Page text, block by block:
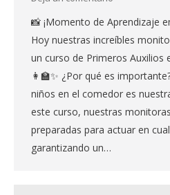
📸 ¡Momento de
Hoy nuestras increíbles
un curso de Primeros Auxilios
👩‍🏫✨ ¿Por qué es
niños en el comedor es
este curso, nuestras
preparadas para actuar en
garantizando un…